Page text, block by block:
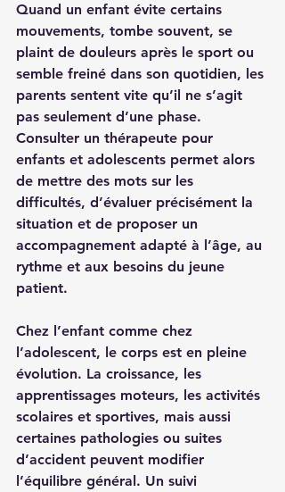
Quand un enfant évite certains
mouvements, tombe souvent, se
plaint de douleurs après le sport ou
semble freiné dans son quotidien, les
parents sentent vite qu’il ne s’agit
pas seulement d’une phase.
Consulter un thérapeute pour
enfants et adolescents permet alors
de mettre des mots sur les
difficultés, d’évaluer précisément la
situation et de proposer un
accompagnement adapté à l’âge, au
rythme et aux besoins du jeune
patient.
Chez l’enfant comme chez
l’adolescent, le corps est en pleine
évolution. La croissance, les
apprentissages moteurs, les activités
scolaires et sportives, mais aussi
certaines pathologies ou suites
d’accident peuvent modifier
l’équilibre général. Un suivi